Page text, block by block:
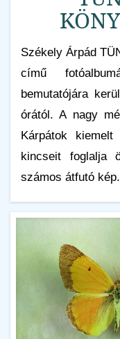
Székely Árpád
című
bemutatójára
órától. A nagy
Kárpátok
kincseit foglalja
számos átfutó